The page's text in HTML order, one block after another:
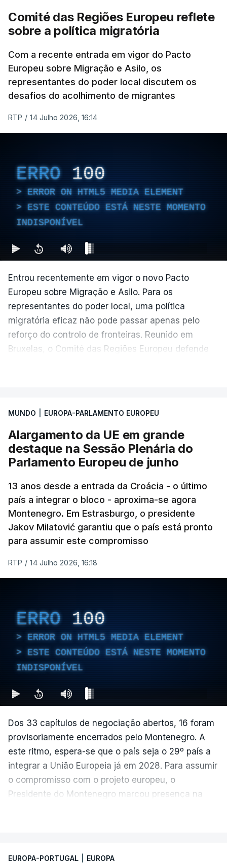
Comité das Regiões Europeu reflete
sobre a política migratória
Com a recente entrada em vigor do Pacto
Europeu sobre Migração e Asilo, os
representantes do poder local discutem os
desafios do acolhimento de migrantes
RTP / 14 Julho 2026, 16:14
ERRO 100
ERROR ON HTML5 MEDIA ELEMENT
ESTE CONTEÚDO ESTÁ NESTE MOMENTO
INDISPONÍVEL
Entrou recentemente em vigor o novo Pacto
Europeu sobre Migração e Asilo. Para os
representantes do poder local, uma política
migratória eficaz não pode passar apenas pelo
reforço do controlo de fronteiras. Reunido em
Bruxelas, o Comité das Regiões Europeu defende
precisam de mais recursos para garantir respostas
na habitação, saúde, educação e apoio social.
MUNDO EUROPA-PARLAMENTO EUROPEU
Alargamento da UE em grande
destaque na Sessão Plenária do
Parlamento Europeu de junho
13 anos desde a entrada da Croácia - o último
país a integrar o bloco - aproxima-se agora
Montenegro. Em Estrasburgo, o presidente
Jakov Milatović garantiu que o país está pronto
para assumir este compromisso
RTP / 14 Julho 2026, 16:18
ERRO 100
ERROR ON HTML5 MEDIA ELEMENT
ESTE CONTEÚDO ESTÁ NESTE MOMENTO
INDISPONÍVEL
Dos 33 capítulos de negociação abertos, 16 foram
provisoriamente encerrados pelo Montenegro. A
este ritmo, espera-se que o país seja o 29º país a
integrar a União Europeia já em 2028. Para assumir
o compromisso com o projeto europeu, o
Presidente do Montenegro marcou presença na
EUROPA-PORTUGAL EUROPA